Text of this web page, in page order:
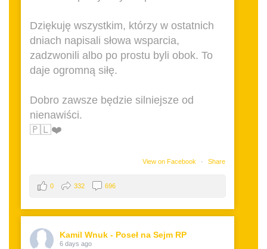
Dziękuję wszystkim, którzy w ostatnich
dniach napisali słowa wsparcia,
zadzwonili albo po prostu byli obok. To
daje ogromną siłę.
Dobro zawsze będzie silniejsze od
nienawiści.
🇵🇱❤️
View on Facebook · Share
0 332 696
Kamil Wnuk - Poseł na Sejm RP
6 days ago